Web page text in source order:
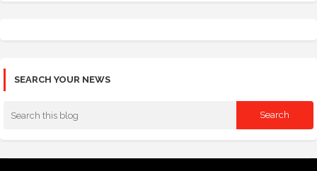
SEARCH YOUR NEWS